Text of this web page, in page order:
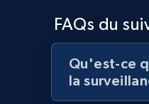
specified UPC
URL, Domain,
Sku, Product id,
and more.
FAQs du
Qu'est-ce
la